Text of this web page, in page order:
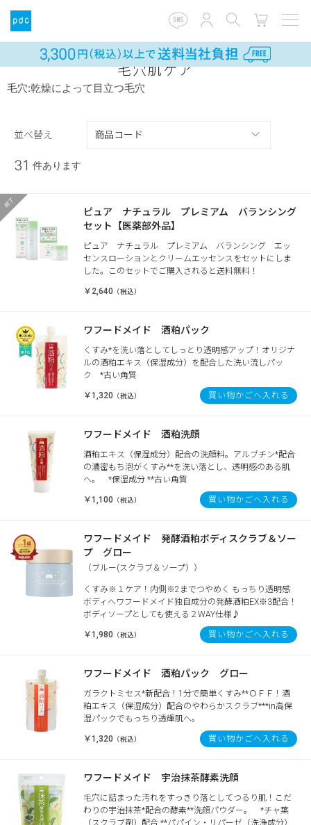
毛穴肌ケア
毛穴:乾燥によって目立つ毛穴
並べ替え
31 件あります
ピュア ナチュラル プレミアム バランシング
セット【医薬部外品】
ピュア ナチュラル プレミアム バランシング エッ
センスローションとクリームエッセンスをセットにしま
した。このセットでご購入されると送料無料！
￥2,640 （税込）
ワフードメイド 酒粕パック
くすみ*を洗い落としてしっとり透明感アップ！オリジナ
ルの酒粕エキス（保湿成分）を配合した洗い流しパッ
ク *古い角質
￥1,320 （税込） 買い物かごへ入れる
ワフードメイド 酒粕洗顔
酒粕エキス（保湿成分）配合の洗顔料。アルブチン*配合
の濃密もち泡がくすみ**を洗い落とし、透明感のある肌
へ。 *保湿成分 **古い角質
￥1,100 （税込） 買い物かごへ入れる
ワフードメイド 発酵酒粕ボディスクラブ＆ソー
プ グロー
（ブルー(スクラブ＆ソープ））
くすみ※１ケア！内側※2までつやめく もっちり透明感
ボディへワフードメイド独自成分の発酵酒粕EX※3配合！
ボディソープとしても使える２WAY仕様♪
￥1,980 （税込） 買い物かごへ入れる
ワフードメイド 酒粕パック グロー
ガラクトミセス*新配合！1分で簡単くすみ**ＯＦＦ！酒
粕エキス（保湿成分）配合のやわらかスクラブ***in高保
湿パックでもっちり透輝肌へ。
￥1,320 （税込） 買い物かごへ入れる
ワフードメイド 宇治抹茶酵素洗顔
毛穴に詰まった汚れをすっきり落としてつるり肌！こだ
わりの宇治抹茶*配合の酵素**洗顔パウダー。 *チャ葉
（スクラブ剤）配合 **パパイン・リパーゼ（洗浄成分）